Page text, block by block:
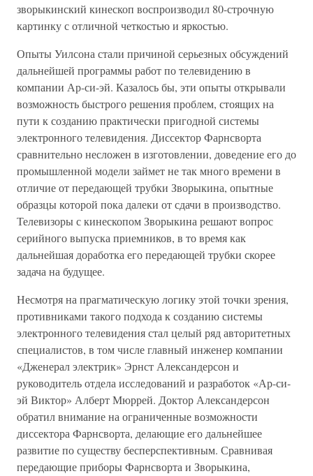
зворыкинский кинескоп воспроизводил 80-строчную
картинку с отличной четкостью и яркостью.
Опыты Уилсона стали причиной серьезных обсуждений
дальнейшей программы работ по телевидению в
компании Ар-си-эй. Казалось бы, эти опыты открывали
возможность быстрого решения проблем, стоящих на
пути к созданию практически пригодной системы
электронного телевидения. Диссектор Фарнсворта
сравнительно несложен в изготовлении, доведение его до
промышленной модели займет не так много времени в
отличие от передающей трубки Зворыкина, опытные
образцы которой пока далеки от сдачи в производство.
Телевизоры с кинескопом Зворыкина решают вопрос
серийного выпуска приемников, в то время как
дальнейшая доработка его передающей трубки скорее
задача на будущее.
Несмотря на прагматическую логику этой точки зрения,
противниками такого подхода к созданию системы
электронного телевидения стал целый ряд авторитетных
специалистов, в том числе главный инженер компании
«Дженерал электрик» Эрнст Александерсон и
руководитель отдела исследований и разработок «Ар-си-
эй Виктор» Алберт Мюррей. Доктор Александерсон
обратил внимание на ограниченные возможности
диссектора Фарнсворта, делающие его дальнейшее
развитие по существу бесперспективным. Сравнивая
передающие приборы Фарнсворта и Зворыкина,